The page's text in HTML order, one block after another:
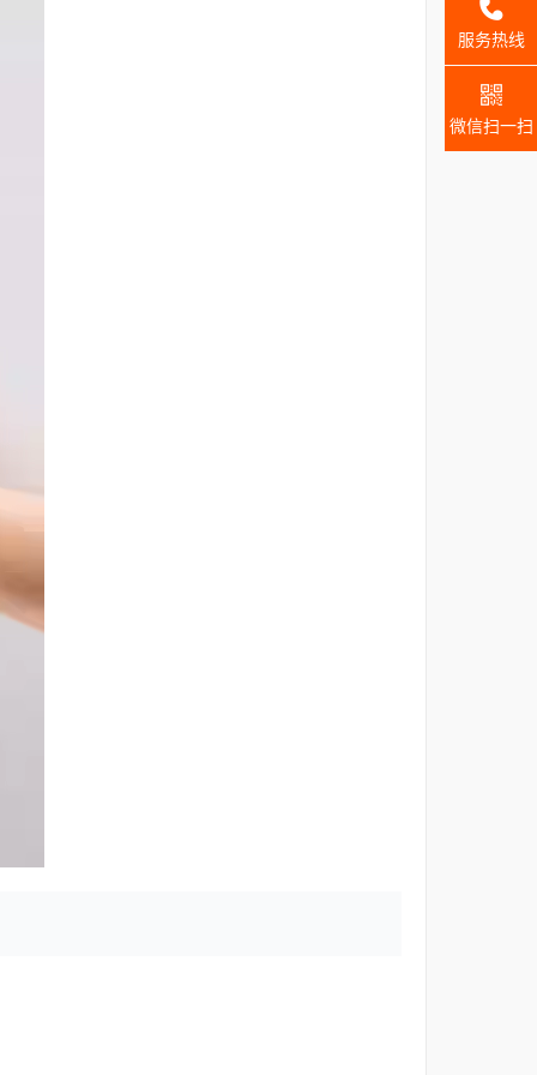
_self
服务热线
微信扫一扫